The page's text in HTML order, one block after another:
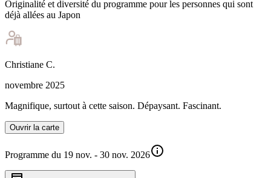
Originalité et diversité du programme pour les personnes qui sont
déjà allées au Japon
Christiane C.
novembre 2025
Magnifique, surtout à cette saison. Dépaysant. Fascinant.
Ouvrir la carte
Programme du 19 nov. - 30 nov. 2026